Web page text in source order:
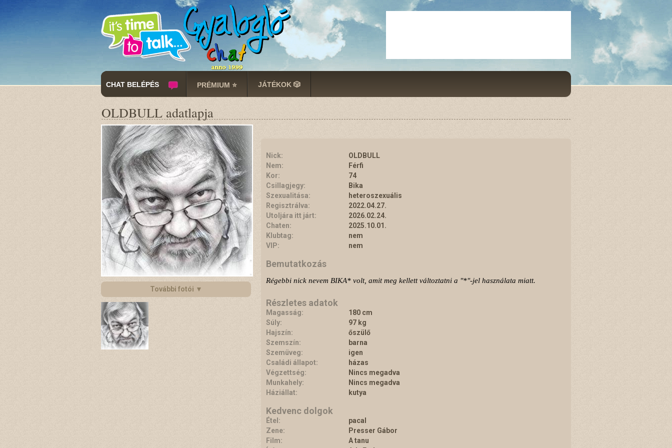
CHAT BELÉPÉS PRÉMIUM ⭐ JÁTÉKOK 🎲
OLDBULL adatlapja
További fotói ▼
Nick:
OLDBULL
Nem:
Férfi
Kor:
74
Csillagjegy:
Bika
Szexualitása:
heteroszexuális
Regisztrálva:
2022.04.27.
Utoljára itt járt:
2026.02.24.
Chaten:
2025.10.01.
Klubtag:
nem
VIP:
nem
Bemutatkozás
Régebbi nick nevem BIKA* volt, amit meg kellett változtatni a "*"-jel használata miatt.
Részletes adatok
Magasság:
180 cm
Súly:
97 kg
Hajszín:
őszülő
Szemszín:
barna
Szemüveg:
igen
Családi állapot:
házas
Végzettség:
Nincs megadva
Munkahely:
Nincs megadva
Háziállat:
kutya
Kedvenc dolgok
Étel:
pacal
Zene:
Presser Gábor
Film:
A tanu